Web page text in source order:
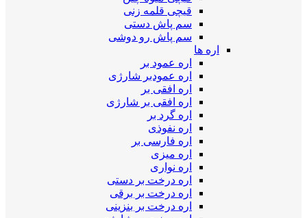
قیچی قلمه زنی
سم پاش دستی
سم پاش رو دوشی
اره ها
اره عمود بر
اره عمودبر شارژی
اره افقی بر
اره افقی بر شارژی
اره گرد بر
اره نفوذی
اره فارسی بر
اره میزی
اره نواری
اره درخت بر دستی
اره درخت بر برقی
اره درخت بر بنزینی